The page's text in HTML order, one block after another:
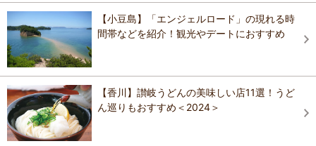
【小豆島】「エンジェルロード」の現れる時
間帯などを紹介！観光やデートにおすすめ
【香川】讃岐うどんの美味しい店11選！うど
ん巡りもおすすめ＜2024＞